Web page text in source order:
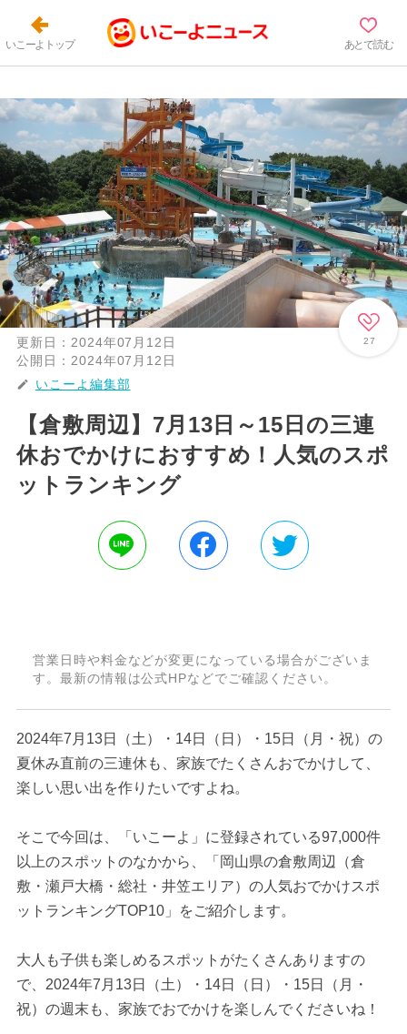
いこーよトップ あとで読む
27
更新日： 2024年07月12日
公開日： 2024年07月12日
いこーよ編集部
【倉敷周辺】7月13日～15日の三連
休おでかけにおすすめ！人気のスポ
ットランキング
営業日時や料金などが変更になっている場合がございま
す。最新の情報は公式HPなどでご確認ください。
2024年7月13日（土）・14日（日）・15日（月・祝）の
夏休み直前の三連休も、家族でたくさんおでかけして、
楽しい思い出を作りたいですよね。
そこで今回は、「いこーよ」に登録されている97,000件
以上のスポットのなかから、「岡山県の倉敷周辺（倉
敷・瀬戸大橋・総社・井笠エリア）の人気おでかけスポ
ットランキングTOP10」をご紹介します。
大人も子供も楽しめるスポットがたくさんありますの
で、2024年7月13日（土）・14日（日）・15日（月・
祝）の週末も、家族でおでかけを楽しんでくださいね！